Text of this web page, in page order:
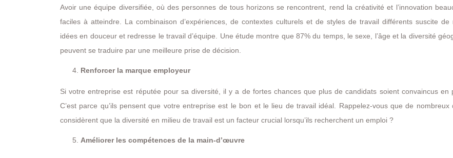
Avoir une équipe diversifiée, où des personnes de tous horizons se rencontrent, rend la créativité et l’innovation
faciles à atteindre. La combinaison d’expériences, de contextes culturels et de styles de travail différents suscite de
idées en douceur et redresse le travail d’équipe. Une étude montre que 87% du temps, le sexe, l’âge et la diversité
peuvent se traduire par une meilleure prise de décision.
Renforcer la marque employeur
Si votre entreprise est réputée pour sa diversité, il y a de fortes chances que plus de candidats soient convaincus en
C’est parce qu’ils pensent que votre entreprise est le bon et le lieu de travail idéal. Rappelez-vous que de nombreux
considèrent que la diversité en milieu de travail est un facteur crucial lorsqu’ils recherchent un emploi ?
Améliorer les compétences de la main-d’œuvre